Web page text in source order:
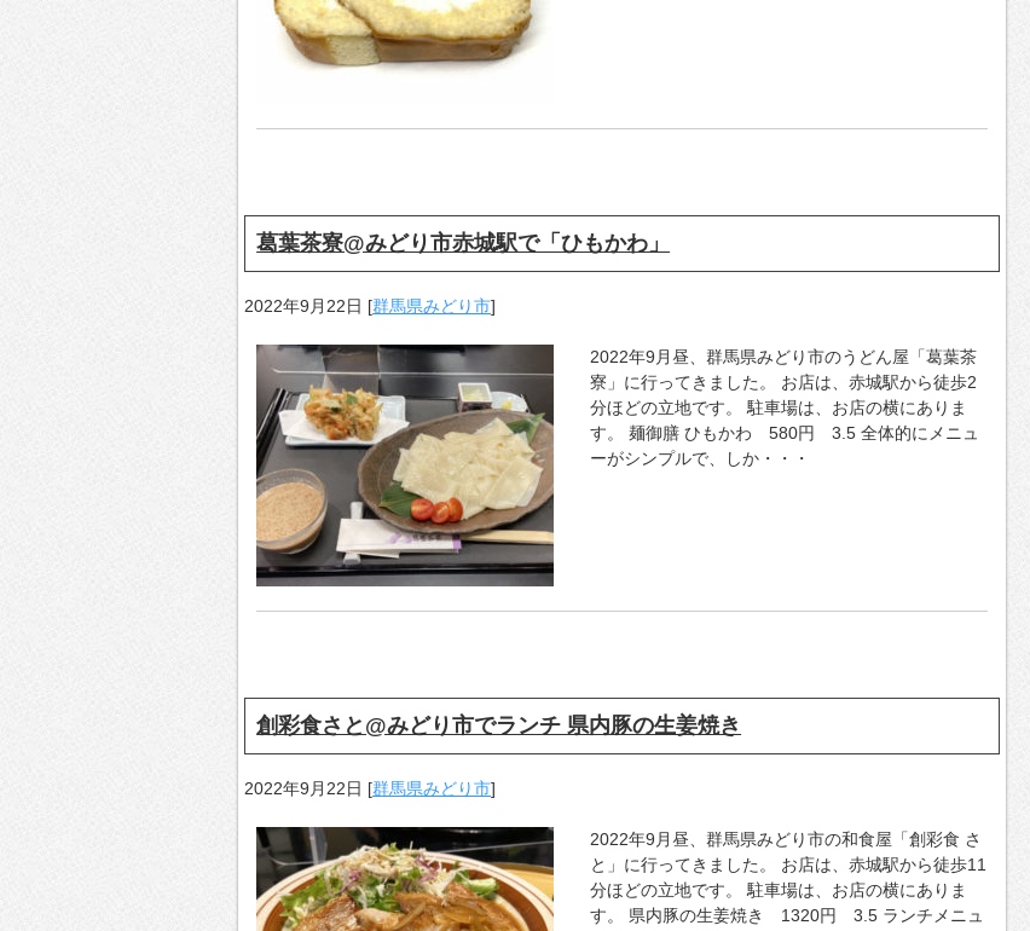
葛葉茶寮@みどり市赤城駅で「ひもかわ」
2022年9月22日 [群馬県みどり市]
2022年9月昼、群馬県みどり市のうどん屋「葛葉茶
寮」に行ってきました。 お店は、赤城駅から徒歩2
分ほどの立地です。 駐車場は、お店の横にありま
す。 麺御膳 ひもかわ 580円 3.5 全体的にメニュ
ーがシンプルで、しか・・・
創彩食さと@みどり市でランチ 県内豚の生姜焼き
2022年9月22日 [群馬県みどり市]
2022年9月昼、群馬県みどり市の和食屋「創彩食 さ
と」に行ってきました。 お店は、赤城駅から徒歩11
分ほどの立地です。 駐車場は、お店の横にありま
す。 県内豚の生姜焼き 1320円 3.5 ランチメニュ